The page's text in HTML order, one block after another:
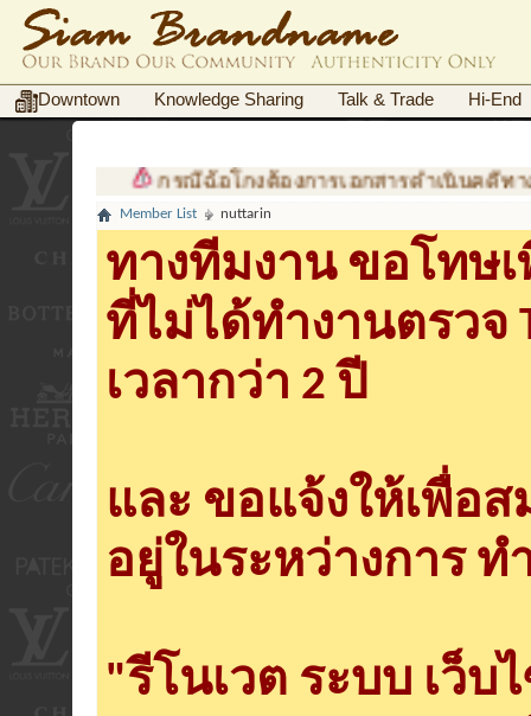
Downtown Knowledge Sharing Talk & Trade Hi-End
กรณีฉ้อโกงต้องการเอกสารดำเนินคดีทาง
Member List nuttarin
ทางทีมงาน ขอโทษ
ที่ไม่ได้ทำงานตรวจ
เวลากว่า 2 ปี
และ ขอแจ้งให้เพื่อ
อยู่ในระหว่างการ ท
"รีโนเวต ระบบ เว็บ